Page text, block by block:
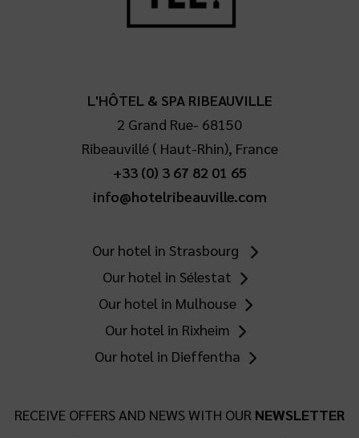
L'HÔTEL & SPA RIBEAUVILLE
2 Grand Rue- 68150
Ribeauvillé( Haut-Rhin), France
+33 (0) 3 67 82 01 65
info@hotelribeauville.com
Our hotel in Strasbourg
Our hotel in Sélestat
Our hotel in Mulhouse
Our hotel in Rixheim
Our hotel in Dieffentha
RECEIVE OFFERS AND NEWS WITH OUR NEWSLETTER